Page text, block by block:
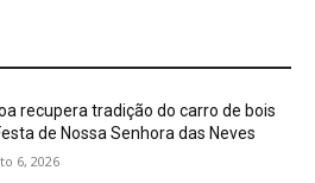
recupera tradição do carro de bois
de Nossa Senhora das Neves
6, 2026